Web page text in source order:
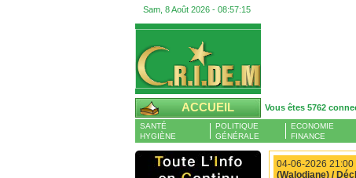
Sam, 8 Août 2026 - 08:57:15
ACCUEIL Vous êtes 5762
SANTÉ
HYGIÈNE
POLITIQUE
GÉNÉRALE
ECONOMIE
FINANCE
04-06-2026 21:00
(Walodiane) /